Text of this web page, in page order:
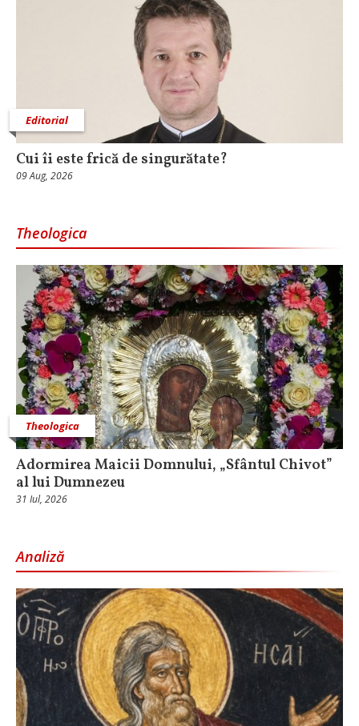
Editorial
Cui îi este frică de singurătate?
09 Aug, 2026
Theologica
Theologica
Adormirea Maicii Domnului, „Sfântul Chivot”
al lui Dumnezeu
31 Iul, 2026
Analiză